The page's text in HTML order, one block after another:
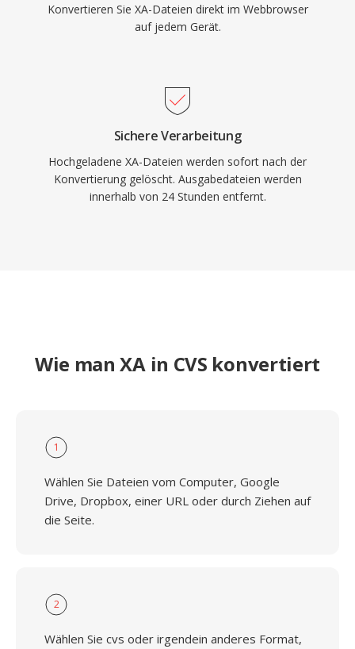
Konvertieren Sie XA-Dateien direkt im Webbrowser
auf jedem Gerät.
Sichere Verarbeitung
Hochgeladene XA-Dateien werden sofort nach der
Konvertierung gelöscht. Ausgabedateien werden
innerhalb von 24 Stunden entfernt.
Wie man XA in CVS konvertiert
1
Wählen Sie Dateien vom Computer, Google
Drive, Dropbox, einer URL oder durch Ziehen auf
die Seite.
2
Wählen Sie cvs oder irgendein anderes Format,